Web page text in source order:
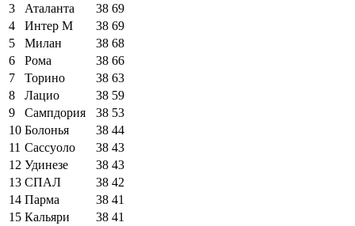
3
Аталанта 38 69
4
Интер М 38 69
5
Милан 38 68
6
Рома 38 66
7
Торино 38 63
8
Лацио 38 59
9
Сампдория 38 53
10 Болонья 38 44
11 Сассуоло 38 43
12 Удинезе 38 43
13 СПАЛ 38 42
14 Парма 38 41
15 Кальяри 38 41